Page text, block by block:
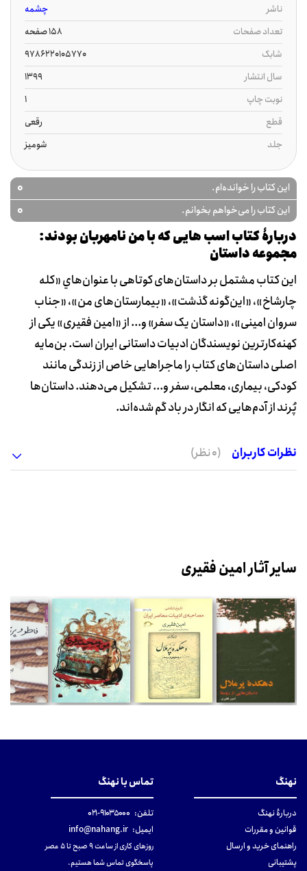
ناشر
چشمه
تعداد صفحات
158 صفحه
شابک
9786220105770
سال انتشار
1399
نوبت چاپ
1
قطع
رقعی
جلد
شومیز
این کتاب را خوانده‌ام. 0
این کتاب را می‌خواهم بخوانم. 0
دربارۀ کتاب اسب هایی که با من نامهربان بودند:
مجموعه داستان
این کتاب مشتمل بر داستان‌های کوتاهی با عنوان‌هاي «کله
چارشاخ»، «این‌گونه گذشت»، «بیمارستان‌های من»، «جناب
سروان امینی»، «داستان یک سفر» و... از «امین فقیری» یکی از
کهنه‌کارترین نویسندگان ادبیات داستانی ایران است. بن‌مایه
اصلی داستان‌های کتاب را ماجراهایی خاص از زندگی مانند
کودکی، بیماری، معلمی، سفر و... تشکیل می‌دهند. داستان‌ها
پُرند از آدم‌هایی که انگار در باد گم شده‌اند.
نظرات کاربران (0 نظر)
سایر آثار امین فقیری
نهنگ
دربارهٔ نهنگ
قوانین و مقررات
راهنمای خرید و ارسال
پشتیبانی
تماس با نهنگ
تلفن: ۹۱۰۳۵۰۰۰-۰۲۱
ایمیل: info@nahang.ir
روزهای کاری از ساعت ۹ صبح تا ۵ عصر
پاسخگوی تماس شما هستیم.